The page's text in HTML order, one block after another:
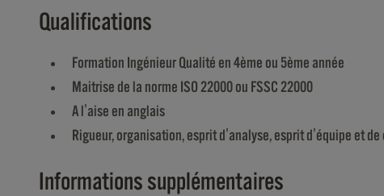
Qualifications
Formation Ingénieur Qualité en 4ème ou 5ème année
Maitrise de la norme ISO 22000 ou FSSC 22000
A l'aise en anglais
Rigueur, organisation, esprit d'analyse, esprit d'équipe et
Informations supplémentaires